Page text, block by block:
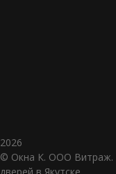
2026
© Окна К. ООО Витраж.